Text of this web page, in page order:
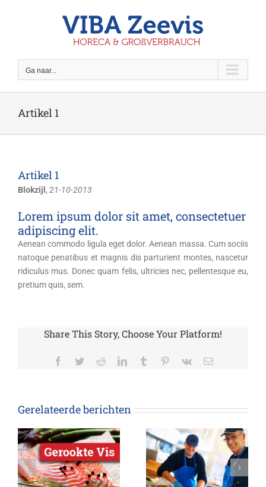
Ga naar...
Artikel 1
Artikel 1
Blokzijl , 21-10-2013
Lorem ipsum dolor sit amet, consectetuer
adipiscing elit.
Aenean commodo ligula eget dolor. Aenean massa. Cum sociis
natoque penatibus et magnis dis parturient montes, nascetur
ridiculus mus. Donec quam felis, ultricies nec, pellentesque eu,
pretium quis, sem.
Share This Story, Choose Your Platform!
Facebook
TwitterRedditLinkedInTumblr Pinterest
Vk
E-
Gerelateerde berichten
Artikel 4 Artikel 3